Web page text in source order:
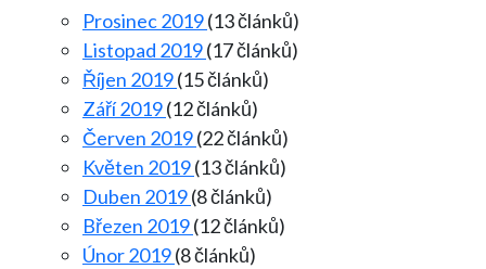
Prosinec 2019(13 článků)
Listopad 2019(17 článků)
Říjen 2019(15 článků)
Září 2019(12 článků)
Červen 2019(22 článků)
Květen 2019(13 článků)
Duben 2019(8 článků)
Březen 2019(12 článků)
Únor 2019(8 článků)